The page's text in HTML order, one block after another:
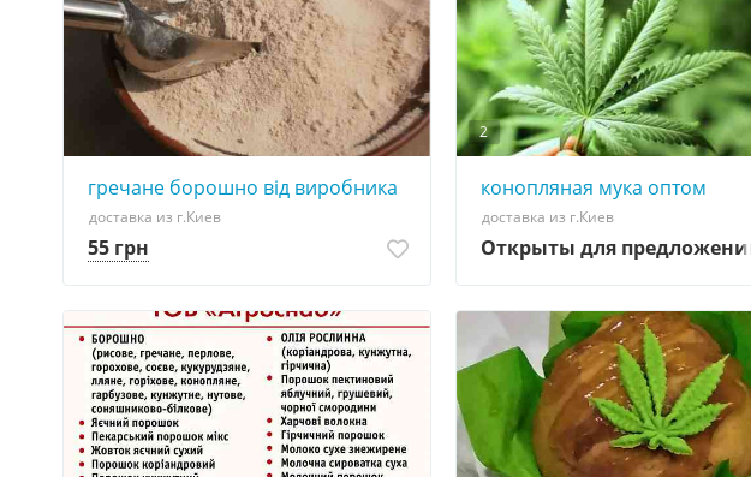
гречане борошно від виробника
доставка из г.Киев
55 грн
2
конопляная мука оптом
доставка из г.Киев
Открыты для предложений